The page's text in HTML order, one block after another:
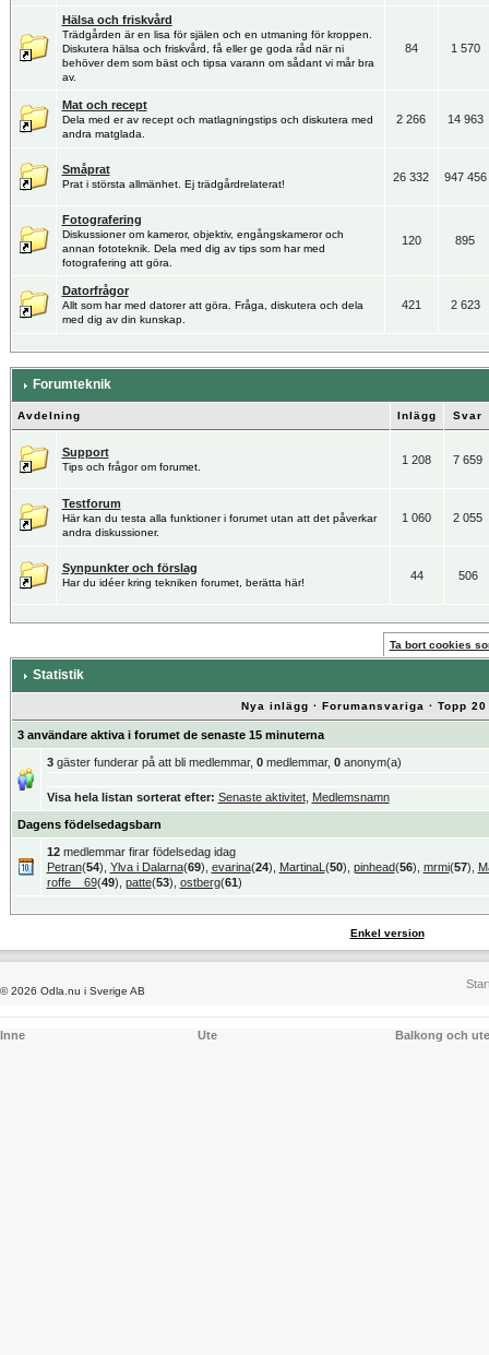
Hälsa och friskvård
Trädgården är en lisa för själen och en utmaning för kroppen.
Diskutera hälsa och friskvård, få eller ge goda råd när ni
behöver dem som bäst och tipsa varann om sådant vi mår bra
av.
84 1 570
Mat och recept
Dela med er av recept och matlagningstips och diskutera med
andra matglada.
2 266 14 963
Småprat
Prat i största allmänhet. Ej trädgårdrelaterat!
26 332 947 456
Fotografering
Diskussioner om kameror, objektiv, engångskameror och
annan fototeknik. Dela med dig av tips som har med
fotografering att göra.
120 895
Datorfrågor
Allt som har med datorer att göra. Fråga, diskutera och dela
med dig av din kunskap.
421 2 623
Forumteknik
Avdelning Inlägg Svar
Support
Tips och frågor om forumet.
1 208 7 659
Testforum
Här kan du testa alla funktioner i forumet utan att det påverkar
andra diskussioner.
1 060 2 055
Synpunkter och förslag
Har du idéer kring tekniken forumet, berätta här!
44 506
Ta bort cookies
Statistik
Nya inlägg · Forumansvariga · Topp
3 användare aktiva i forumet de senaste 15 minuterna
3gäster funderar på att bli medlemmar, 0medlemmar, 0anonym(a)
Visa hela listan sorterat efter: Senaste aktivitet, Medlemsnamn
Dagens födelsedagsbarn
12medlemmar firar födelsedag idag
Petran(54), Ylva i Dalarna(69), evarina(24), MartinaL (50), pinhead(56), mrmi(57),
roffe__69(49), patte(53), ostberg(61)
Enkel version
© 2026 Odla.nu i Sverige AB
Inne Ute Balkong och